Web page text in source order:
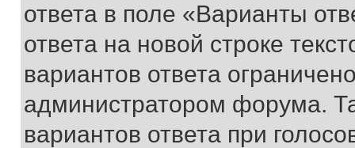
ответа в поле «Варианты
ответа на новой строке
вариантов ответа
администратором форума.
вариантов ответа при